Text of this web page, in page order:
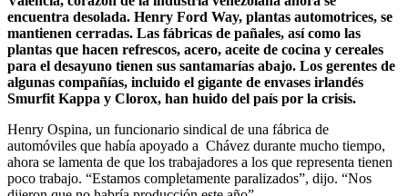
encuentra desolada. Henry Ford Way, plantas automotrices, se
mantienen cerradas. Las fábricas de pañales, así como las
plantas que hacen refrescos, acero, aceite de cocina y cereales
para el desayuno tienen sus santamarías abajo. Los gerentes de
algunas compañías, incluido el gigante de envases irlandés
Smurfit Kappa y Clorox, han huido del país por la crisis.
Henry Ospina, un funcionario sindical de una fábrica de
automóviles que había apoyado a Chávez durante mucho tiempo,
ahora se lamenta de que los trabajadores a los que representa tienen
poco trabajo. “Estamos completamente paralizados”, dijo. “Nos